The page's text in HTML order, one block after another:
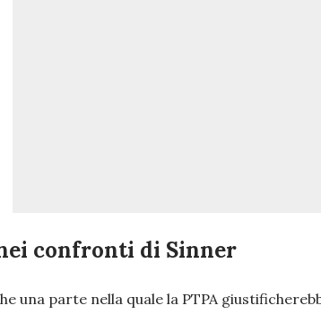
confronti di Sinner
una parte nella quale la PTPA